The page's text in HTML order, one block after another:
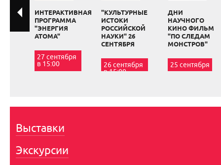
ИНТЕРАКТИВНАЯ
ПРОГРАММА
"ЭНЕРГИЯ
АТОМА"
27 сентября
в 15:00
"КУЛЬТУРНЫЕ
ИСТОКИ
РОССИЙСКОЙ
НАУКИ" 26
СЕНТЯБРЯ
26 сентября
в 15:00
ДНИ
НАУЧНОГО
КИНО ФИЛЬМ
"ПО СЛЕДАМ
МОНСТРОВ"
25 сентября
Выставки
Экскурсии